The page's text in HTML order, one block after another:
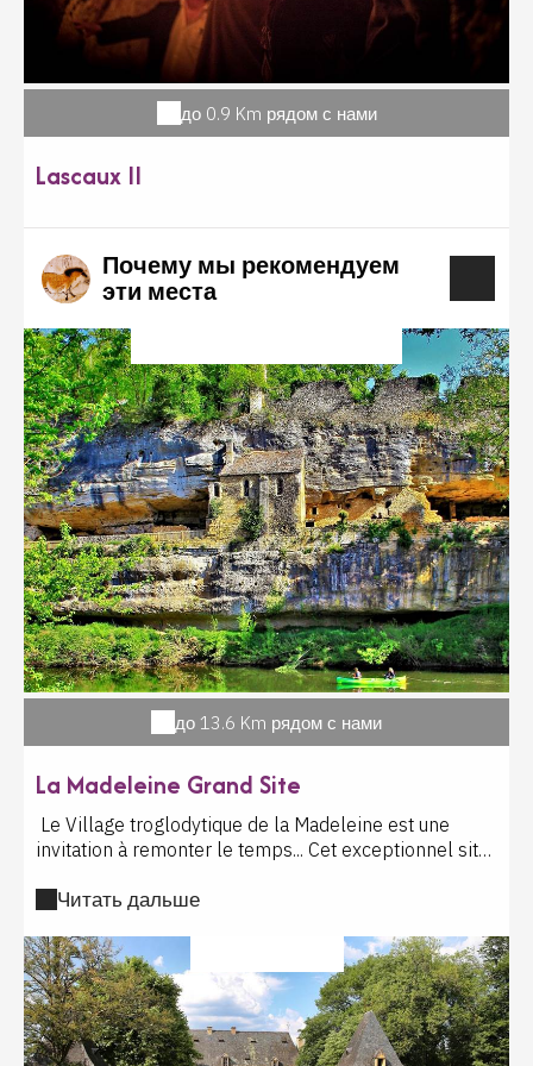
до 0.9 Km рядом с нами
Lascaux II
Почему мы рекомендуем
эти места
до 13.6 Km рядом с нами
La Madeleine Grand Site
Le Village troglodytique de la Madeleine est une
invitation à remonter le temps... Cet exceptionnel site
Vézère, a attiré l'Homme de la préhistoire à nos jours.
cueilleurs semi-nomades s'y sont installés. Le
gisement préhistorique du site a donné son nom à
cette civilisation de la Préhistoire : le Magdalénien.
L'exposition retrace les grandes découvertes du site
archéologique : le Mammouth gravé...dans l'ivoire de
Читать дальше